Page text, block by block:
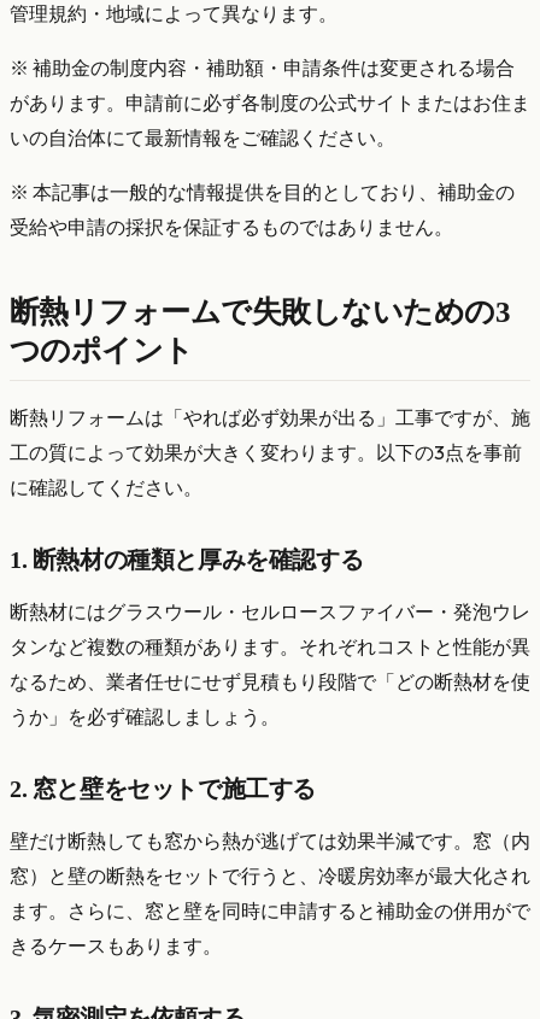
管理規約・地域によって異なります。
※ 補助金の制度内容・補助額・申請条件は変更される場合
があります。申請前に必ず各制度の公式サイトまたはお住ま
いの自治体にて最新情報をご確認ください。
※ 本記事は一般的な情報提供を目的としており、補助金の
受給や申請の採択を保証するものではありません。
断熱リフォームで失敗しないための3
つのポイント
断熱リフォームは「やれば必ず効果が出る」工事ですが、施
工の質によって効果が大きく変わります。以下の3点を事前
に確認してください。
1. 断熱材の種類と厚みを確認する
断熱材にはグラスウール・セルロースファイバー・発泡ウレ
タンなど複数の種類があります。それぞれコストと性能が異
なるため、業者任せにせず見積もり段階で「どの断熱材を使
うか」を必ず確認しましょう。
2. 窓と壁をセットで施工する
壁だけ断熱しても窓から熱が逃げては効果半減です。窓（内
窓）と壁の断熱をセットで行うと、冷暖房効率が最大化され
ます。さらに、窓と壁を同時に申請すると補助金の併用がで
きるケースもあります。